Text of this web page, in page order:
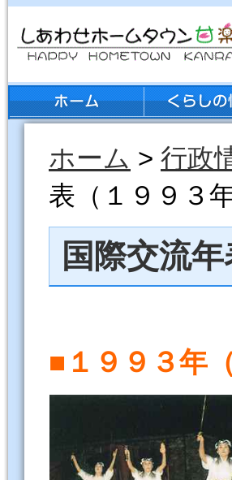
ホーム > 行政
表（１９９３
国際交流
■１９９３年